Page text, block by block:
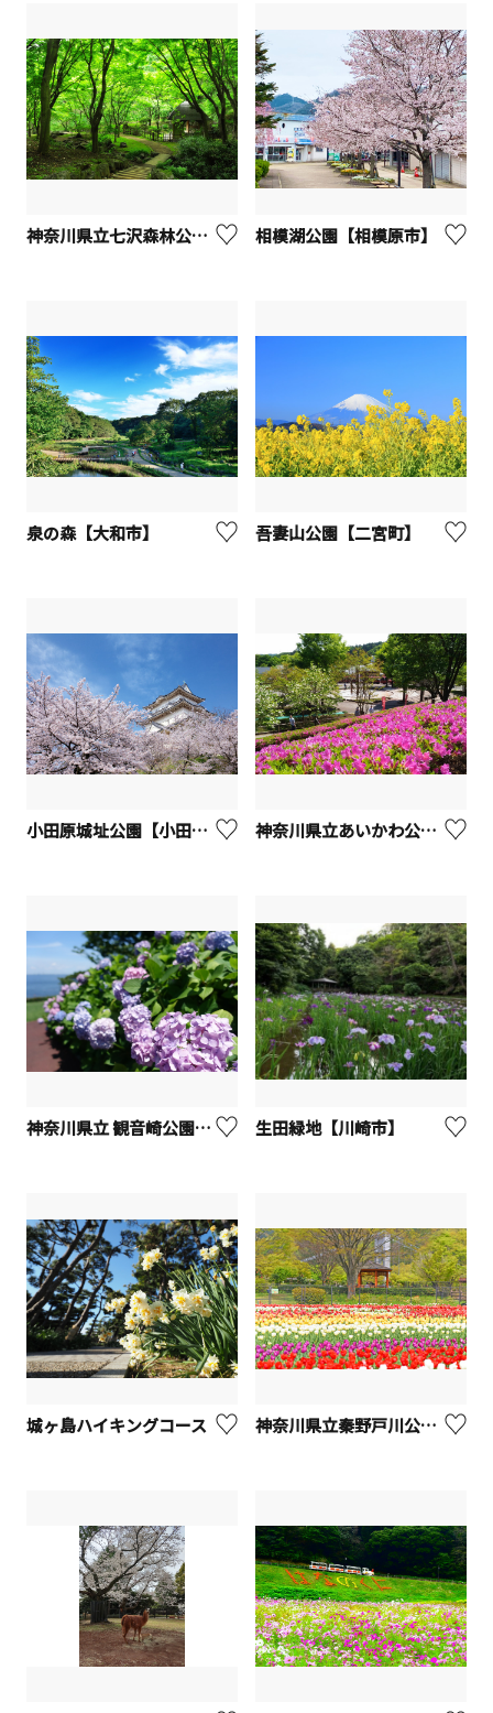
神奈川県立七沢森林公園【厚木市】 相模湖公園【相模原市】
泉の森【大和市】 吾妻山公園【二宮町】
小田原城址公園【小田原市】 神奈川県立あいかわ公園【愛川町】
神奈川県立 観音崎公園【横須賀市】 生田緑地【川崎市】
城ヶ島ハイキングコース 神奈川県立秦野戸川公園【秦野市】